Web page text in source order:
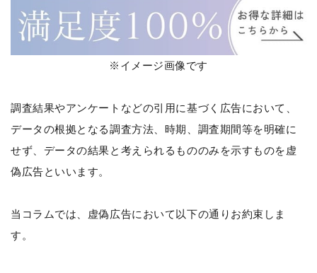
※イメージ画像です
調査結果やアンケートなどの引用に基づく広告において、
データの根拠となる調査方法、時期、調査期間等を明確に
せず、データの結果と考えられるもののみを示すものを虚
偽広告といいます。
当コラムでは、虚偽広告において以下の通りお約束しま
す。